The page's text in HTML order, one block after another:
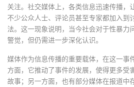
关注。社交媒体上，各类信息迅速传播，
不少公众人士、评论员甚至专家都加入到
法。这一现象说明，当今社会对于性暴力
警觉，但仍需进一步深化认识。
媒体作为信息传播的重要载体，在这一事
方面，它推动了事件的发展，使得更多受
故事；另一方面，也有部分媒体在报道中